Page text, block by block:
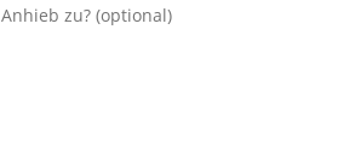
zu? (optional)